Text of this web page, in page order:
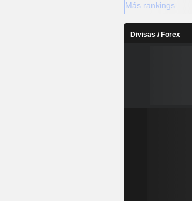
Más rankings
Divisas / Forex